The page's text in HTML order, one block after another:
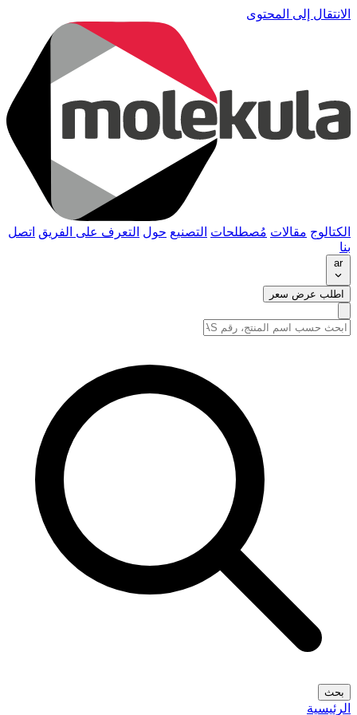
الانتقال إلى المحتوى
الكتالوج مقالات مُصطلحات التصنيع حول التعرف على الفريق اتصل
بنا
ar
اطلب عرض سعر
بحث
الرئيسية